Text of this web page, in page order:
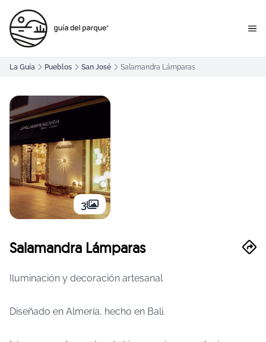
La Guía Pueblos San José Salamandra Lámparas
3
Salamandra Lámparas
Iluminación y decoración artesanal
Diseñado en Almería, hecho en Bali.